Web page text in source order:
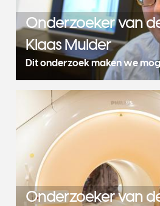
Onderzoeker van
Klaas Mulder
Dit onderzoek maken we
Onderzoeker van